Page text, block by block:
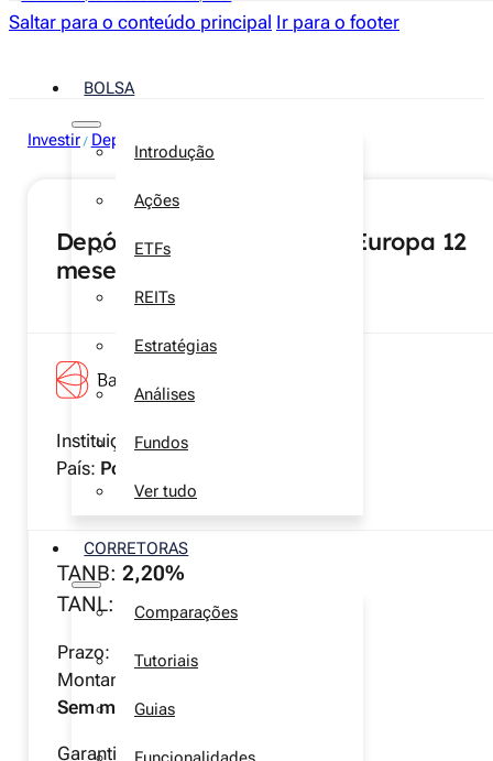
Saltar para o conteúdo principal Ir para o footer
BOLSA
Introdução
Ações
ETFs
REITs
Estratégias
Análises
Fundos
Ver tudo
CORRETORAS
Comparações
Tutoriais
Guias
Investir / Depósitos a prazo
Depósito mobilizável BNI Europa 12
meses
Instituição:Banco BNI Europa
País: Portugal
TANB: 2,20%
TANL:
1,58%
Prazo:
12 meses
Montante mínimo:
Sem montante máximo
Garantia de depósitoaté 100 000€